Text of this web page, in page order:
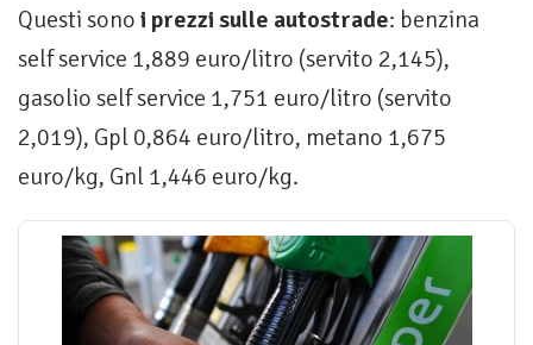
Questi sono i prezzi sulle autostrade: benzina
self service 1,889 euro/litro (servito 2,145),
gasolio self service 1,751 euro/litro (servito
2,019), Gpl 0,864 euro/litro, metano 1,675
euro/kg, Gnl 1,446 euro/kg.